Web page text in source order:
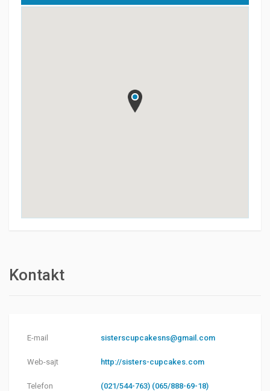
Kontakt
E-mail sisterscupcakesns@gmail.com
Web-sajt http://sisters-cupcakes.com
Telefon (021/544-763) (065/888-69-18)